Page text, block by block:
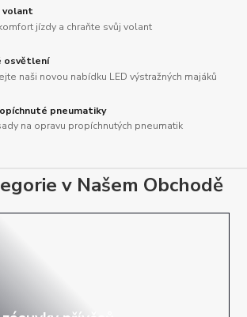
volant
jízdy a chraňte svůj volant
osvětlení
naši novou nabídku LED výstražných majáků
pneumatiky
na opravu propíchnutých pneumatik
v Našem Obchodě